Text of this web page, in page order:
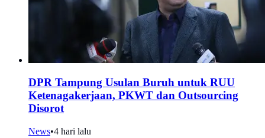
DPR Tampung Usulan Buruh untuk RUU
Ketenagakerjaan, PKWT dan Outsourcing
Disorot
News•4 hari lalu